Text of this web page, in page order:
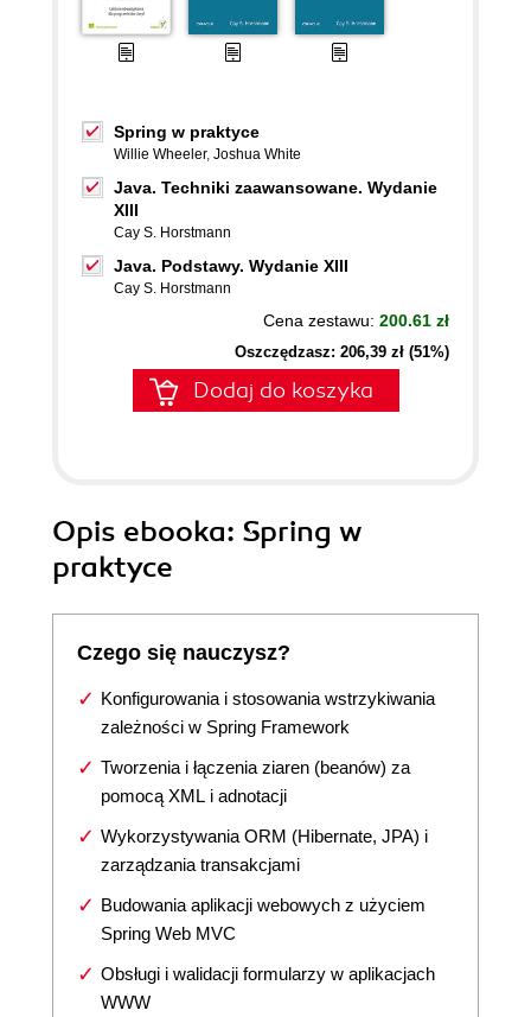
Spring w praktyce
Willie Wheeler, Joshua White
Java. Techniki zaawansowane. Wydanie
XIII
Cay S. Horstmann
Java. Podstawy. Wydanie XIII
Cay S. Horstmann
Cena zestawu: 200.61 zł
Oszczędzasz: 206,39 zł (51%)
Dodaj do koszyka
Opis ebooka: Spring w
praktyce
Czego się nauczysz?
Konfigurowania i stosowania wstrzykiwania
zależności w Spring Framework
Tworzenia i łączenia ziaren (beanów) za
pomocą XML i adnotacji
Wykorzystywania ORM (Hibernate, JPA) i
zarządzania transakcjami
Budowania aplikacji webowych z użyciem
Spring Web MVC
Obsługi i walidacji formularzy w aplikacjach
WWW